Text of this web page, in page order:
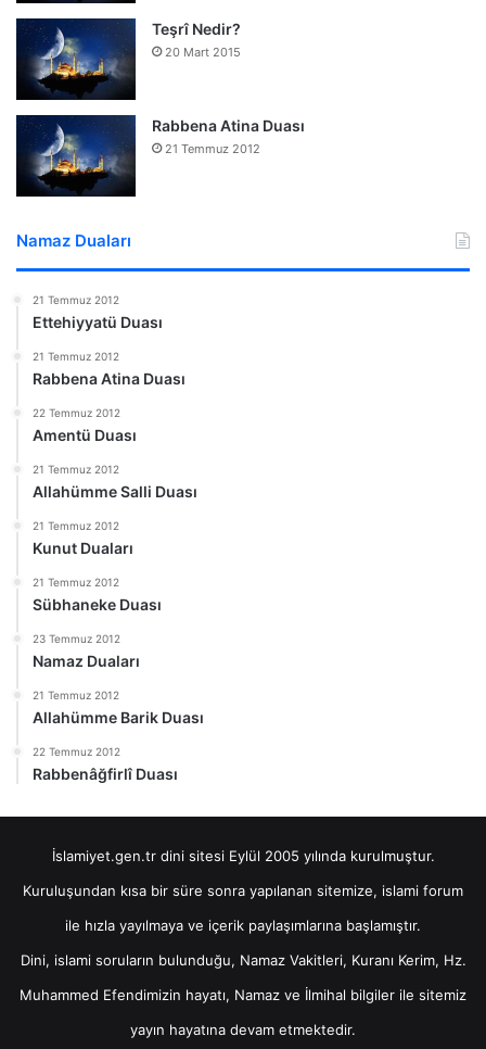
Teşrî Nedir?
20 Mart 2015
Rabbena Atina Duası
21 Temmuz 2012
Namaz Duaları
21 Temmuz 2012
Ettehiyyatü Duası
21 Temmuz 2012
Rabbena Atina Duası
22 Temmuz 2012
Amentü Duası
21 Temmuz 2012
Allahümme Salli Duası
21 Temmuz 2012
Kunut Duaları
21 Temmuz 2012
Sübhaneke Duası
23 Temmuz 2012
Namaz Duaları
21 Temmuz 2012
Allahümme Barik Duası
22 Temmuz 2012
Rabbenâğfirlî Duası
İslamiyet.gen.tr dini sitesi Eylül 2005 yılında kurulmuştur.
Kuruluşundan kısa bir süre sonra yapılanan sitemize, islami forum
ile hızla yayılmaya ve içerik paylaşımlarına başlamıştır.
Dini, islami soruların bulunduğu, Namaz Vakitleri, Kuranı Kerim, Hz.
Muhammed Efendimizin hayatı, Namaz ve İlmihal bilgiler ile sitemiz
yayın hayatına devam etmektedir.